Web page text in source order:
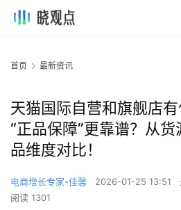
首页 最新资讯
天猫国际自营和旗舰店
“正品保障”更靠谱？从
品维度对比！
电商增长专家-佳馨 2026-01-25 13:51
阅读 1301